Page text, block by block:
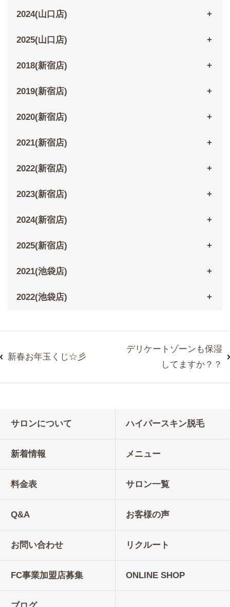
2024(山口店)
2025(山口店)
2018(新宿店)
2019(新宿店)
2020(新宿店)
2021(新宿店)
2022(新宿店)
2023(新宿店)
2024(新宿店)
2025(新宿店)
2021(池袋店)
2022(池袋店)
新春お年玉くじ☆彡
デリケートゾーンも保湿
してますか？？
サロンについて ハイパースキン脱毛
新着情報 メニュー
料金表 サロン一覧
Q&A お客様の声
お問い合わせ リクルート
FC事業加盟店募集 ONLINE SHOP